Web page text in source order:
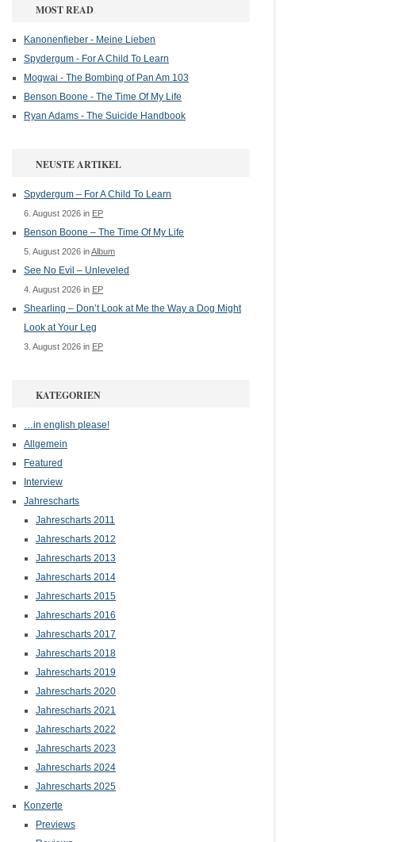
MOST READ
Kanonenfieber - Meine Lieben
Spydergum - For A Child To Learn
Mogwai - The Bombing of Pan Am 103
Benson Boone - The Time Of My Life
Ryan Adams - The Suicide Handbook
NEUSTE ARTIKEL
Spydergum – For A Child To Learn
6. August 2026 in EP
Benson Boone – The Time Of My Life
5. August 2026 inAlbum
See No Evil – Unleveled
4. August 2026 in EP
Shearling – Don’t Look at Me the Way a Dog Might
Look at Your Leg
3. August 2026 in EP
KATEGORIEN
…in english please!
Allgemein
Featured
Interview
Jahrescharts
Jahrescharts 2011
Jahrescharts 2012
Jahrescharts 2013
Jahrescharts 2014
Jahrescharts 2015
Jahrescharts 2016
Jahrescharts 2017
Jahrescharts 2018
Jahrescharts 2019
Jahrescharts 2020
Jahrescharts 2021
Jahrescharts 2022
Jahrescharts 2023
Jahrescharts 2024
Jahrescharts 2025
Konzerte
Previews